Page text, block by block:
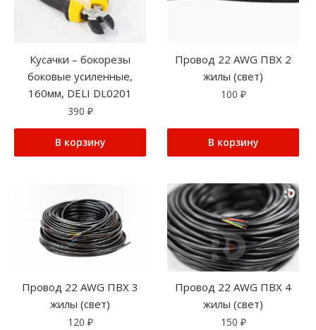
Кусачки – бокорезы
боковые усиленные,
160мм, DELI DL0201
390 ₽
В корзину
Провод 22 AWG ПВХ 2
жилы (свет)
100 ₽
В корзину
Провод 22 AWG ПВХ 3
жилы (свет)
120 ₽
Провод 22 AWG ПВХ 4
жилы (свет)
150 ₽